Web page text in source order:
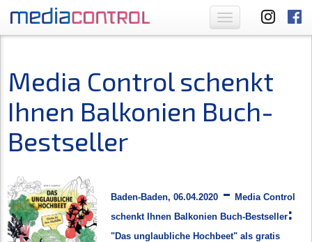
Toggle
navigation
Media Control schenkt
Ihnen Balkonien Buch-
Bestseller
Baden-Baden, 06.04.2020- Media Control
schenkt Ihnen Balkonien Buch-Bestseller:
"Das unglaubliche Hochbeet" als gratis